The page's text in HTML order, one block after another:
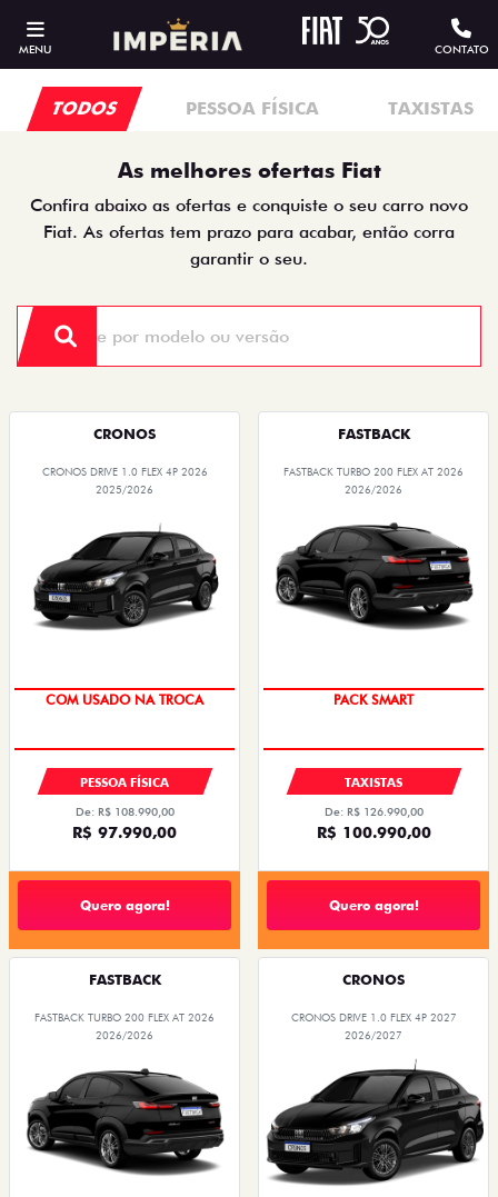
MENU CONTATO
TODOS PESSOA FÍSICA TAXISTAS
As melhores ofertas Fiat
Confira abaixo as ofertas e conquiste o seu carro novo
Fiat. As ofertas tem prazo para acabar, então corra
garantir o seu.
CRONOS
CRONOS DRIVE 1.0 FLEX 4P 2026
2025/2026
COM USADO NA TROCA
PESSOA FÍSICA
De: R$ 108.990,00
R$ 97.990,00
Quero agora!
FASTBACK
FASTBACK TURBO 200 FLEX AT 2026
2026/2026
PACK SMART
TAXISTAS
De: R$ 126.990,00
R$ 100.990,00
Quero agora!
FASTBACK
FASTBACK TURBO 200 FLEX AT 2026
2026/2026
CRONOS
CRONOS DRIVE 1.0 FLEX 4P 2027
2026/2027